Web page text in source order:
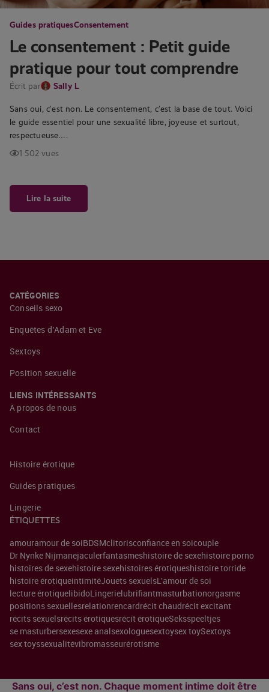
Guides pratiquesConsentement
Le consentement : Petit guide
pratique pour tout comprendre
Écrit par Sally L
Sans oui, c’est non. Le consentement, c’est la base de tout. Voici
le guide essentiel pour une sexualité libre, joyeuse et surtout,
respectueuse….
1 502 vues
Lire la suite
CATÉGORIES
Conseils sexo
Enquêtes d’Adam et Eve
Sextoys
Position sexuelle
LIENS INTÉRESSANTS
À propos de nous
Contact
Histoire érotique
Guides pratiques
Lingerie
ÉTIQUETTES
amouramour de soiBDSMclitorisconfiance en soicouple
Dr Nynke Nijmanejaculerfantasmeshistoire de sexehistoire porno
histoires de sexehistoire sexehistoires érotiqueshistoire torride
histoire érotiqueintimitéJouets sexuelsL'amour de soi
lecture érotiquelibidoLingerielubrifiantmasturbationorgasme
positions sexuellesrelationrencardrécit chaudrécit excitant
récits sexuelsrécits érotiquesrécit érotiqueSeksspeeltjes
se masturbersexesexe analsexologuesextoysex toySextoys
sex toyssexualitévibromasseurérotisme
Sans oui, c’est non. Chaque moment intime doit être